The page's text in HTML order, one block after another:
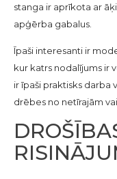
stanga ir aprīkota ar
apģērba gabalus.
Īpaši interesanti ir
kur katrs nodalījums ir
ir īpaši praktisks darba
drēbes no netīrajām